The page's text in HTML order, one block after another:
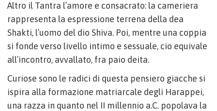
Altro il Tantra l’amore e consacrato: la cameriera
rappresenta la espressione terrena della dea
Shakti, l’uomo del dio Shiva. Poi, mentre una coppia
si fonde verso livello intimo e sessuale, cio equivale
all’incontro, avvallato, fra paio deita.
Curiose sono le radici di questa pensiero giacche si
ispira alla formazione matriarcale degli Harappei,
una razza in quanto nel II millennio a.C. popolava la